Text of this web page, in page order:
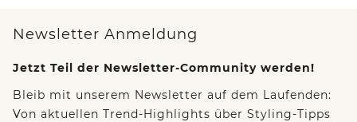
Newsletter Anmeldung
Jetzt Teil der Newsletter-Community werden!
Bleib mit unserem Newsletter auf dem Laufenden:
Von aktuellen Trend-Highlights über Styling-Tipps